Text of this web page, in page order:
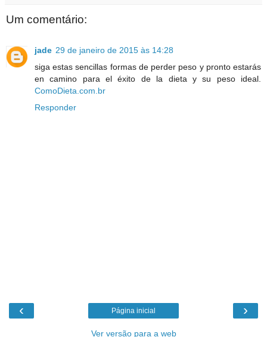
Um comentário:
jade 29 de janeiro de 2015 às 14:28
siga estas sencillas formas de perder peso y pronto estarás
en camino para el éxito de la dieta y su peso ideal.
ComoDieta.com.br
Responder
‹ ›
Página inicial
Ver versão para a web